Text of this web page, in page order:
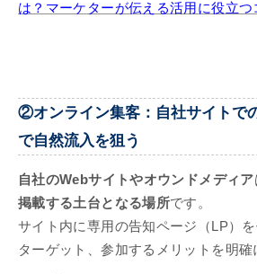
は？マーケターが伝える活用に役立つ
②オンライン集客：自社サイトで
で自然流入を狙う
自社のWebサイトやオウンドメディア
掲載する土台となる場所です。
サイト内に専用の告知ページ（LP）
ターゲット、参加するメリットを明確